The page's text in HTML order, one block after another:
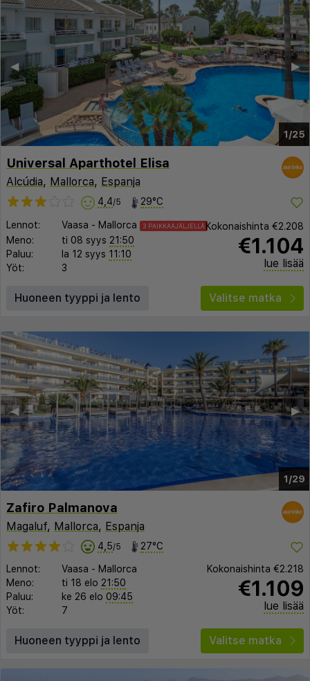
1/25
▶︎
◀︎
Universal Aparthotel Elisa
Alcúdia, Mallorca, Espanja
4,4/5 29°C
Lennot: Vaasa - Mallorca 3 PAIKKAAJÄLJELLÄ
Meno: ti 08 syys 21:50
Paluu:
la 12 syys 11:10
Yöt:
3
Kokonaishinta €2.208
€1.104
lue lisää
Huoneen tyyppi ja lento Valitse matka
1/29
▶︎
◀︎
Zafiro Palmanova
Magaluf, Mallorca, Espanja
4,5/5 27°C
Lennot: Vaasa - Mallorca
Meno:
ti 18 elo 21:50
Paluu:
ke 26 elo 09:45
Yöt:
7
Kokonaishinta €2.218
€1.109
lue lisää
Huoneen tyyppi ja lento Valitse matka